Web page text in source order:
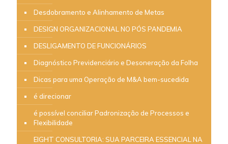
Desdobramento e Alinhamento de Metas
DESIGN ORGANIZACIONAL NO PÓS PANDEMIA
DESLIGAMENTO DE FUNCIONÁRIOS
Diagnóstico Previdenciário e Desoneração da Folha
Dicas para uma Operação de M&A bem-sucedida
é direcionar
é possível conciliar Padronização de Processos e
Flexibilidade
EIGHT CONSULTORIA: SUA PARCEIRA ESSENCIAL NA